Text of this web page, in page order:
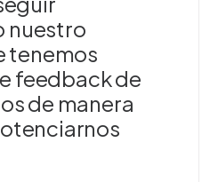
nuestro
tenemos
feedback de
de manera